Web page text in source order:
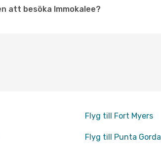
att besöka Immokalee?
Flyg till Fort Myers
Flyg till Punta Gorda